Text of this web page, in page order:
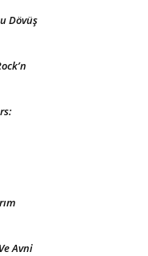
Dövüş
Avni